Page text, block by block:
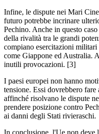
Infine, le dispute nei Mari
futuro potrebbe incrinare
Pechino. Anche in questo
della rivalità tra le grandi
compiano esercitazioni
come Giappone ed Australia.
inutili provocazioni. [3]
I paesi europei non hanno
tensione. Essi dovrebbero
affinché risolvano le dispute
prendere posizione contro
ai danni degli Stati rivieraschi.
In conclusione, l'Ue non deve